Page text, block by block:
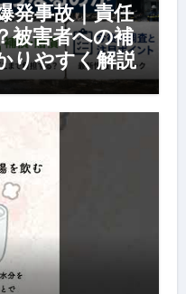
発事故｜責任
被害者への補
りやすく解説